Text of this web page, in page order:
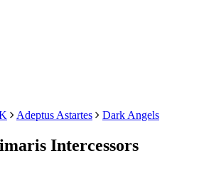
Adeptus Astartes Dark Angels
Intercessors